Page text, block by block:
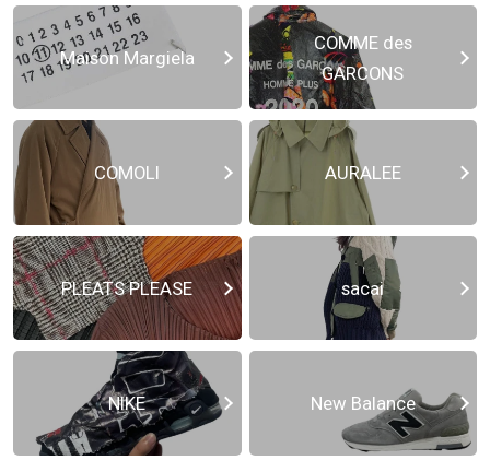
Maison Margiela
COMME des
GARCONS
COMOLI AURALEE
PLEATS PLEASE sacai
NIKE New Balance